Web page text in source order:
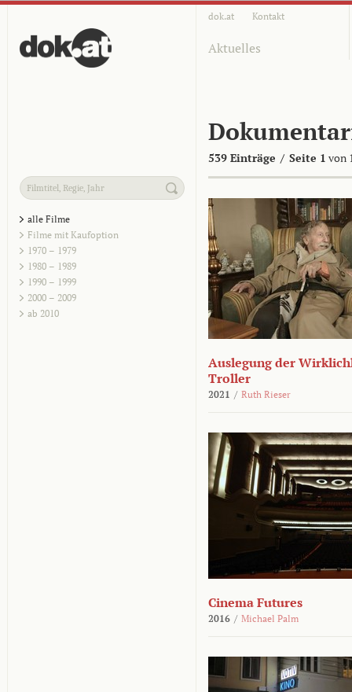
dok.at Kontakt
Aktuelles
539 Einträge / Seite 1 von
alle Filme
Filme mit Kaufoption
1970 – 1979
1980 – 1989
1990 – 1999
2000 – 2009
ab 2010
Auslegung der
Troller
2021 / Ruth Rieser
Cinema Futures
2016 / Michael Palm